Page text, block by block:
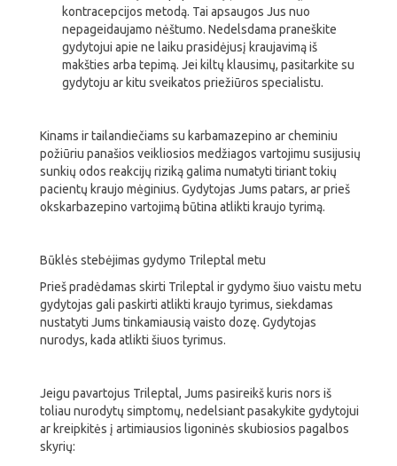
kontracepcijos metodą. Tai apsaugos Jus nuo
nepageidaujamo nėštumo. Nedelsdama praneškite
gydytojui apie ne laiku prasidėjusį kraujavimą iš
makšties arba tepimą. Jei kiltų klausimų, pasitarkite su
gydytoju ar kitu sveikatos priežiūros specialistu.
Kinams ir tailandiečiams su karbamazepino ar cheminiu
požiūriu panašios veikliosios medžiagos vartojimu susijusių
sunkių odos reakcijų riziką galima numatyti tiriant tokių
pacientų kraujo mėginius. Gydytojas Jums patars, ar prieš
okskarbazepino vartojimą būtina atlikti kraujo tyrimą.
Būklės stebėjimas gydymo Trileptal metu
Prieš pradėdamas skirti Trileptal ir gydymo šiuo vaistu metu
gydytojas gali paskirti atlikti kraujo tyrimus, siekdamas
nustatyti Jums tinkamiausią vaisto dozę. Gydytojas
nurodys, kada atlikti šiuos tyrimus.
Jeigu pavartojus Trileptal, Jums pasireikš kuris nors iš
toliau nurodytų simptomų, nedelsiant pasakykite gydytojui
ar kreipkitės į artimiausios ligoninės skubiosios pagalbos
skyrių: